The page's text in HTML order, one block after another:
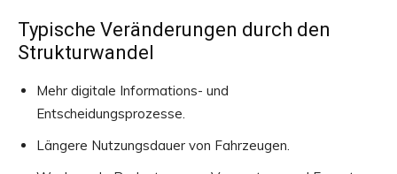
Typische Veränderungen durch den
Strukturwandel
Mehr digitale Informations- und
Entscheidungsprozesse.
Längere Nutzungsdauer von Fahrzeugen.